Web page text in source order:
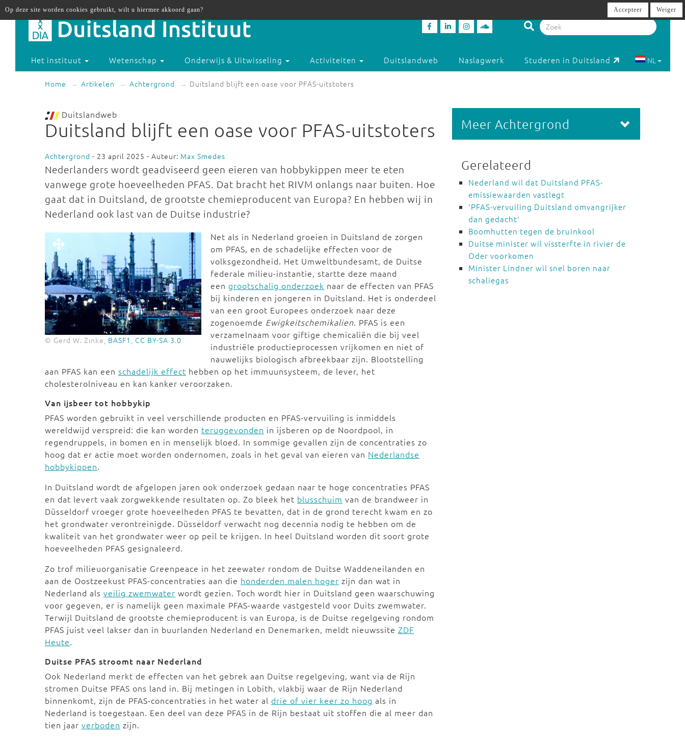
Het instituut Wetenschap Onderwijs & Uitwisseling Activiteiten Duitslandweb Naslagwerk Studeren in Duitsland NL
Home Artikelen Achtergrond Duitsland blijft een oase voor PFAS-uitstoters
Duitslandweb
Duitsland blijft een oase voor PFAS-uitstoters
Achtergrond - 23 april 2025 - Auteur: Max Smedes
Nederlanders wordt geadviseerd geen eieren van hobbykippen meer te eten
vanwege grote hoeveelheden PFAS. Dat bracht het RIVM onlangs naar buiten. Hoe
gaat dat in Duitsland, de grootste chemieproducent van Europa? En hebben wij in
Nederland ook last van de Duitse industrie?
© Gerd W. Zinke, BASF1 , CC BY-SA 3.0
Net als in Nederland groeien in Duitsland de zorgen
om PFAS, en de schadelijke effecten voor de
volksgezondheid. Het Umweltbundesamt, de Duitse
federale milieu-instantie, startte deze maand
een grootschalig onderzoek naar de effecten van PFAS
bij kinderen en jongeren in Duitsland. Het is onderdeel
van een groot Europees onderzoek naar deze
zogenoemde Ewigkeitschemikalien. PFAS is een
verzamelnaam voor giftige chemicaliën die bij veel
industriële productieprocessen vrijkomen en niet of
nauwelijks biologisch afbreekbaar zijn. Blootstelling
aan PFAS kan een schadelijk effect hebben op het immuunsysteem, de lever, het
cholesterolniveau en kan kanker veroorzaken.
Van ijsbeer tot hobbykip
PFAS worden gebruikt in veel verschillende producten en PFAS-vervuiling is inmiddels
wereldwijd verspreid: die kan worden teruggevonden in ijsberen op de Noordpool, in
regendruppels, in bomen en in menselijk bloed. In sommige gevallen zijn de concentraties zo
hoog dat er actie moet worden ondernomen, zoals in het geval van eieren van Nederlandse
hobbykippen.
In Duitsland wordt de afgelopen jaren ook onderzoek gedaan naar te hoge concentraties PFAS
en dat levert vaak zorgwekkende resultaten op. Zo bleek het blusschuim van de brandweer in
Düsseldorf vroeger grote hoeveelheden PFAS te bevatten, dat in de grond terecht kwam en zo
het grondwater verontreinigde. Düsseldorf verwacht nog decennia nodig te hebben om de
kwaliteit van het grondwater weer op peil te krijgen. In heel Duitsland worden dit soort grote
hoeveelheden PFAS gesignaleerd.
Zo trof milieuorganisatie Greenpeace in het zeewater rondom de Duitse Waddeneilanden en
aan de Oostzeekust PFAS-concentraties aan die honderden malen hoger zijn dan wat in
Nederland als veilig zwemwater wordt gezien. Toch wordt hier in Duitsland geen waarschuwing
voor gegeven, er is namelijk geen maximale PFAS-waarde vastgesteld voor Duits zwemwater.
Terwijl Duitsland de grootste chemieproducent is van Europa, is de Duitse regelgeving rondom
PFAS juist veel lakser dan in buurlanden Nederland en Denemarken, meldt nieuwssite ZDF
Heute.
Duitse PFAS stroomt naar Nederland
Ook Nederland merkt de effecten van het gebrek aan Duitse regelgeving, want via de Rijn
stromen Duitse PFAS ons land in. Bij metingen in Lobith, vlakbij waar de Rijn Nederland
binnenkomt, zijn de PFAS-concentraties in het water al drie of vier keer zo hoog als in
Nederland is toegestaan. Een deel van deze PFAS in de Rijn bestaat uit stoffen die al meer dan
tien jaar verboden zijn.
Meer Achtergrond
Gerelateerd
Nederland wil dat Duitsland PFAS-
emissiewaarden vastlegt
'PFAS-vervuiling Duitsland omvangrijker
dan gedacht'
Boomhutten tegen de bruinkool
Duitse minister wil vissterfte in rivier de
Oder voorkomen
Minister Lindner wil snel boren naar
schaliegas
Op deze site worden cookies gebruikt, wilt u hiermee akkoord gaan? Accepteer Weiger